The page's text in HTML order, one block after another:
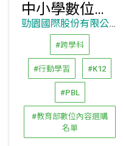
中小學數位學習精進計畫-勁園科教-台灣最佳整體解決方案
勁園國際股份有限公司
#跨學科
#行動學習 #K12
#PBL
#教育部數位內容選購
名單